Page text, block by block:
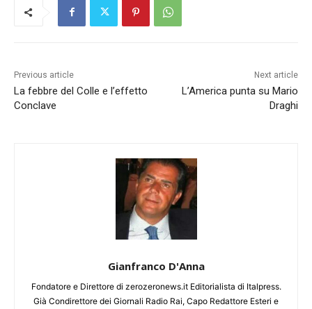
Previous article
La febbre del Colle e l’effetto
Conclave
Next article
L’America punta su Mario
Draghi
Gianfranco D'Anna
Fondatore e Direttore di zerozeronews.it Editorialista di Italpress.
Già Condirettore dei Giornali Radio Rai, Capo Redattore Esteri e